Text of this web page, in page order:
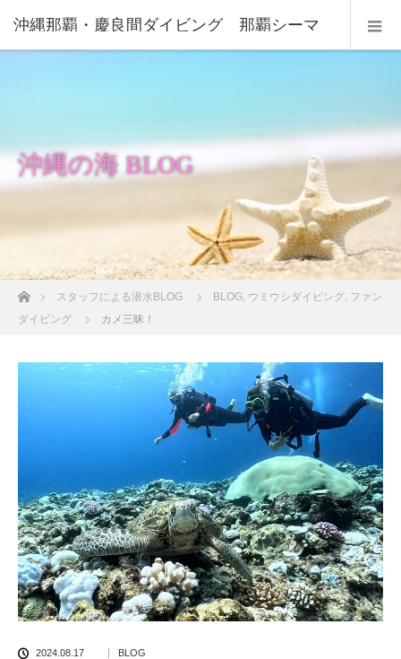
沖縄那覇・慶良間ダイビング 那覇シーマ
沖縄の海 BLOG
ホームスタッフによる潜水BLOG BLOG, ウミウシダイビング, ファン
ダイビング
カメ三昧！
2024.08.17 BLOG